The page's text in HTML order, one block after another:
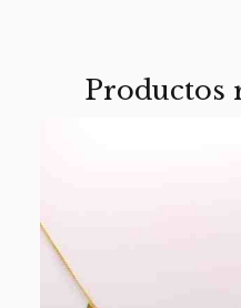
Productos